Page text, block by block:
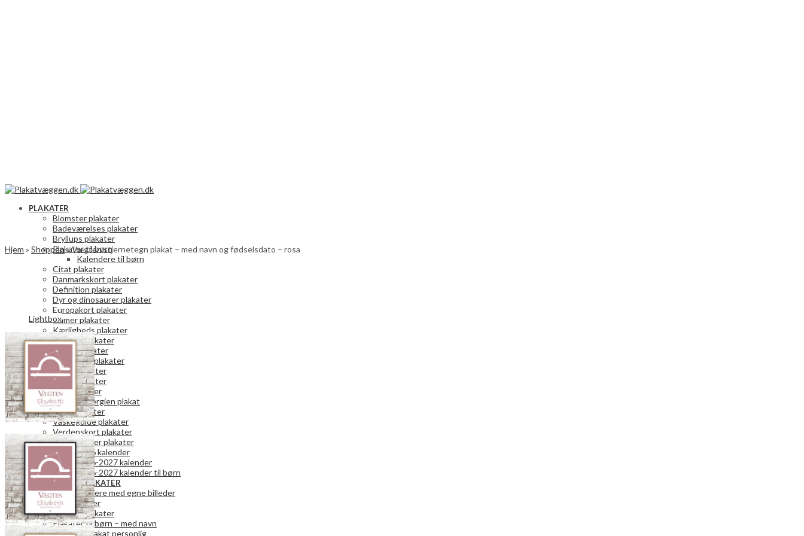
PLAKATER
Blomster plakater
Badeværelses plakater
Bryllups plakater
Plakater til børn
Kalendere til børn
Citat plakater
Danmarkskort plakater
Definition plakater
Dyr og dinosaurer plakater
Europakort plakater
Gamer plakater
Kærligheds plakater
Køkken plakater
Kunst plakater
Mor og Far plakater
Natur plakater
Retro plakater
Rum plakater
Spar på energien plakat
Teen plakater
Vaskeguide plakater
Verdenskort plakater
Vægkalender plakater
2026 kalender
2026-2027 kalender
2026-2027 kalender til børn
PERSONLIGE PLAKATER
Fotokalendere med egne billeder
Fotoplakater
Bogstavplakater
Plakater til børn – med navn
Danmark plakat personlig
Hjem » Shoppen»Vægten stjernetegn plakat – med navn og fødselsdato – rosa
Lightbox